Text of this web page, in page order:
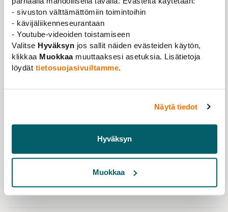
- sivuston välttämättömiin toimintoihin
- kävijäliikenneseurantaan
- Youtube-videoiden toistamiseen
Valitse Hyväksyn jos sallit näiden evästeiden käytön,
klikkaa Muokkaamuuttaaksesi asetuksia. Lisätietoja
löydät tietosuojasivuiltamme.
Näytä tiedot
Hyväksyn
Muokkaa
Jäsenpalvelu ja oikeudellinen neuvonta